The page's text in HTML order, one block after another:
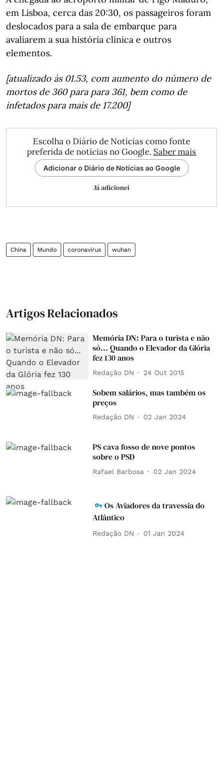
em Lisboa, cerca das 20:30, os passageiros foram
deslocados para a sala de embarque para
avaliarem a sua história clínica e outros
elementos.
[atualizado às 01.53, com aumento do número de
mortos de 360 para para 361, bem como de
infetados para mais de 17.200]
Escolha o Diário de Notícias como fonte
preferida de notícias no Google. Saber mais
Adicionar o Diário de Notícias ao Google
Já adicionei
China Mundo coronavírus wuhan
Artigos Relacionados
Memória DN: Para o turista e não
só... Quando o Elevador da Glória
fez 130 anos
Redação DN 24 Out 2015
Sobem salários, mas também os
preços
Redação DN 02 Jan 2024
PS cava fosso de nove pontos
sobre o PSD
Rafael Barbosa 02 Jan 2024
Os Aviadores da travessia do
Atlântico
Redação DN 01 Jan 2024